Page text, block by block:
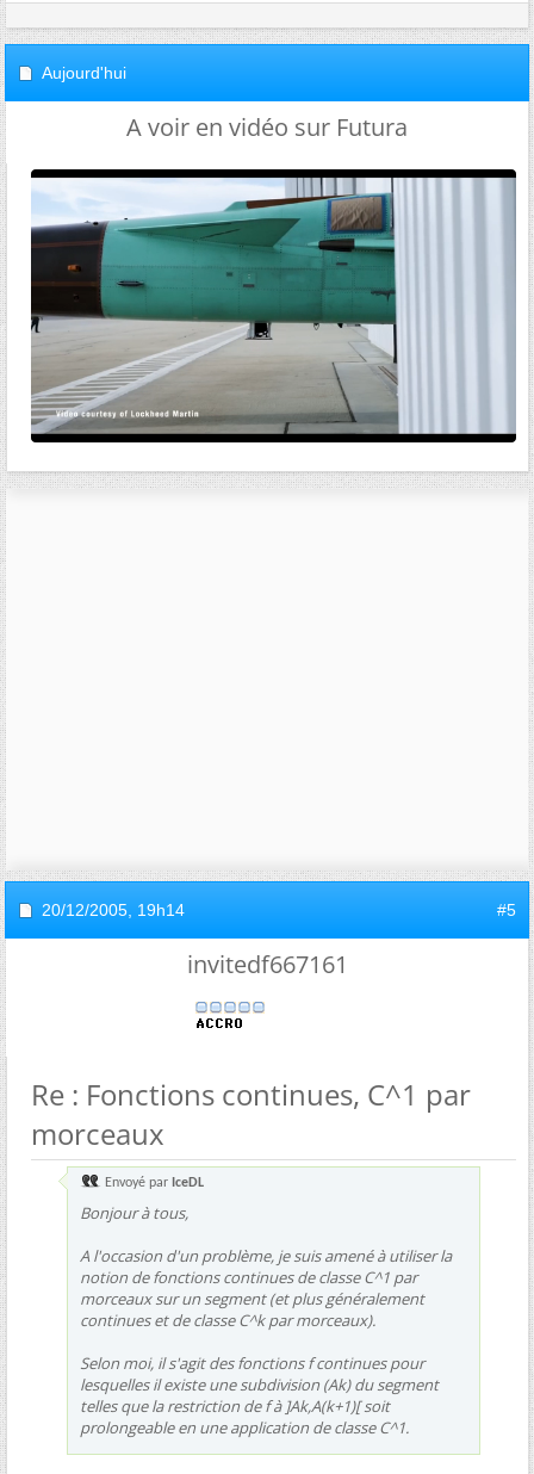
Aujourd'hui
A voir en vidéo sur Futura
20/12/2005, 19h14 #5
invitedf667161
Re : Fonctions continues, C^1 par
morceaux
Envoyé par IceDL
Bonjour à tous,
A l'occasion d'un problème, je suis amené à utiliser la
notion de fonctions continues de classe C^1 par
morceaux sur un segment (et plus généralement
continues et de classe C^k par morceaux).
Selon moi, il s'agit des fonctions f continues pour
lesquelles il existe une subdivision (Ak) du segment
telles que la restriction de f à ]Ak,A(k+1)[ soit
prolongeable en une application de classe C^1.